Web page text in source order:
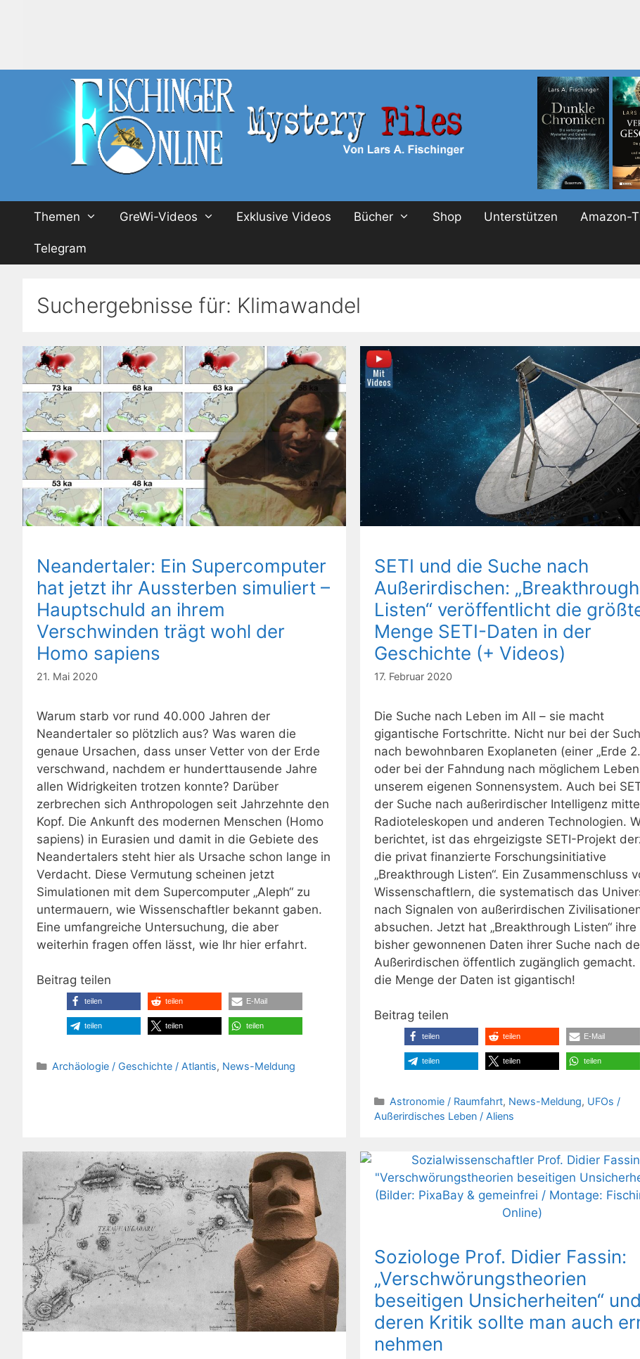
Themen GreWi-Videos Exklusive Videos Bücher Shop Unterstützen Amazon-
Telegram
Suchergebnisse für: Klimawandel
Neandertaler: Ein Supercomputer
hat jetzt ihr Aussterben simuliert –
Hauptschuld an ihrem
Verschwinden trägt wohl der
Homo sapiens
21. Mai 2020
Warum starb vor rund 40.000 Jahren der
Neandertaler so plötzlich aus? Was waren die
genaue Ursachen, dass unser Vetter von der Erde
verschwand, nachdem er hunderttausende Jahre
allen Widrigkeiten trotzen konnte? Darüber
zerbrechen sich Anthropologen seit Jahrzehnte den
Kopf. Die Ankunft des modernen Menschen (Homo
sapiens) in Eurasien und damit in die Gebiete des
Neandertalers steht hier als Ursache schon lange in
Verdacht. Diese Vermutung scheinen jetzt
Simulationen mit dem Supercomputer „Aleph“ zu
untermauern, wie Wissenschaftler bekannt gaben.
Eine umfangreiche Untersuchung, die aber
weiterhin fragen offen lässt, wie Ihr hier erfahrt.
Beitrag teilen
teilen teilen E-Mail
teilen teilen teilen
Kategorien
Archäologie / Geschichte / Atlantis, News-Meldung
SETI und die Suche nach
Außerirdischen: „Breakthrough
Listen“ veröffentlicht die
Menge SETI-Daten in der
Geschichte (+ Videos)
17. Februar 2020
Die Suche nach Leben im All – sie macht
gigantische Fortschritte. Nicht nur bei der
nach bewohnbaren Exoplaneten (einer „Erde
oder bei der Fahndung nach möglichem
unserem eigenen Sonnensystem. Auch bei
der Suche nach außerirdischer Intelligenz
Radioteleskopen und anderen Technologien.
berichtet, ist das ehrgeizigste SETI-Projekt
die privat finanzierte Forschungsinitiative
„Breakthrough Listen“. Ein Zusammenschluss
Wissenschaftlern, die systematisch das
nach Signalen von außerirdischen
absuchen. Jetzt hat „Breakthrough Listen“ ihre
bisher gewonnenen Daten ihrer Suche nach
Außerirdischen öffentlich zugänglich gemacht.
die Menge der Daten ist gigantisch!
Beitrag teilen
teilen teilen E-Mail
teilen teilen teilen
Kategorien
Astronomie / Raumfahrt, News-Meldung, UFOs /
Außerirdisches Leben / Aliens
Soziologe Prof. Didier Fassin:
„Verschwörungstheorien
beseitigen Unsicherheiten“ und
deren Kritik sollte man auch
nehmen